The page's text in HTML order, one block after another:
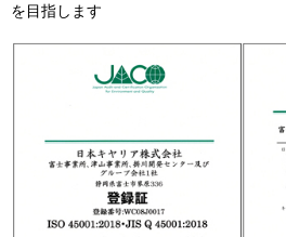
を目指します